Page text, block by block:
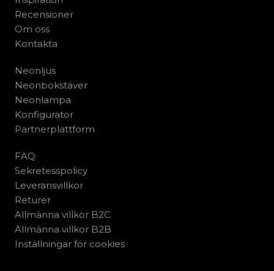
Recensioner
Om oss
Kontakta
Neonljus
Neonbokstäver
Neonlampa
Konfigurator
Partnerplattform
FAQ
Sekretesspolicy
Leveransvillkor
Returer
Allmänna villkor B2C
Allmänna villkor B2B
Inställningar för cookies